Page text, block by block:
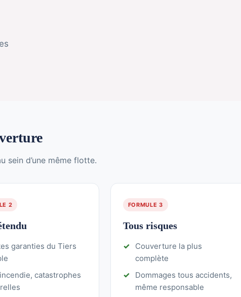
sein d’une même flotte.
2
garanties du Tiers
catastrophes
FORMULE 3
Tous risques
Couverture la plus
complète
Dommages tous accidents,
même responsable